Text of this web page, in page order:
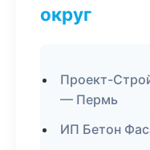
округ
Проект-
— Пермь
ИП Бетон